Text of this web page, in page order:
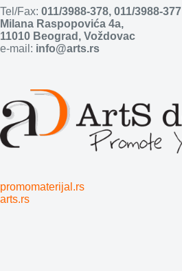
Tel/Fax: 011/3988-378, 011/3988-377
Milana Raspopovića 4a,
11010 Beograd, Voždovac
e-mail: info@arts.rs
promomaterijal.rs
arts.rs